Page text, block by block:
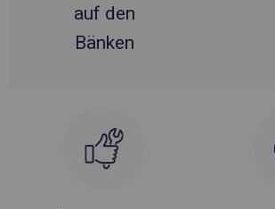
auf den
Bänken